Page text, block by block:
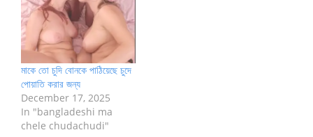
মাকে তো চুদি বোনকে পাঠিয়েছে চুদে
পোয়াতি করার জন্য
December 17, 2025
In "bangladeshi ma
chele chudachudi"